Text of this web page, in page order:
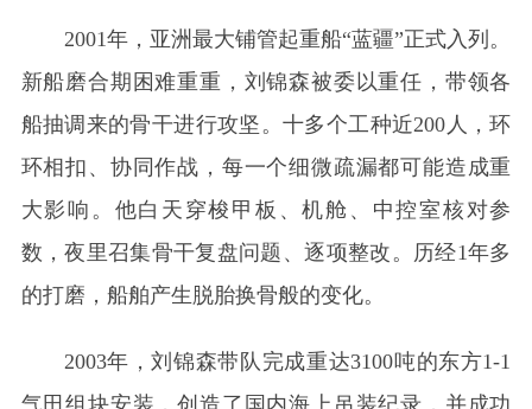
2001年，亚洲最大铺管起重船“蓝疆”正式入列。
新船磨合期困难重重，刘锦森被委以重任，带领各
船抽调来的骨干进行攻坚。十多个工种近200人，环
环相扣、协同作战，每一个细微疏漏都可能造成重
大影响。他白天穿梭甲板、机舱、中控室核对参
数，夜里召集骨干复盘问题、逐项整改。历经1年多
的打磨，船舶产生脱胎换骨般的变化。
2003年，刘锦森带队完成重达3100吨的东方1-1